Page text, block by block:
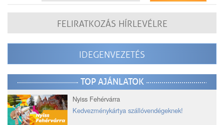
FELIRATKOZÁS HÍRLEVÉLRE
IDEGENVEZETÉS
TOP AJÁNLATOK
Nyiss Fehérvárra
Kedvezménykártya szállóvendégeknek!